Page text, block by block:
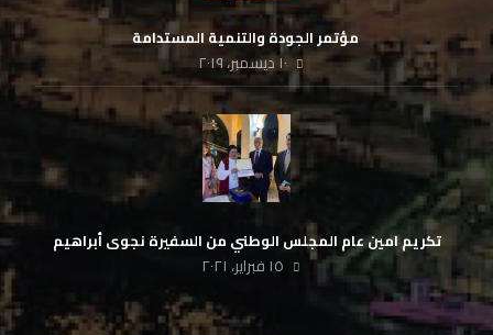
‏ مؤتمر الجودة والتنمية المستدامة
١٠ ديسمبر، ٢٠١٩
تكريم امين عام المجلس الوطني من السفيرة نجوى أبراهيم
١٥ فبراير، ٢٠٢١